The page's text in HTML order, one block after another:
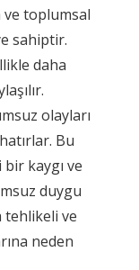
ve toplumsal
sahiptir.
daha
olayları
Bu
kaygı ve
duygu
tehlikeli ve
neden